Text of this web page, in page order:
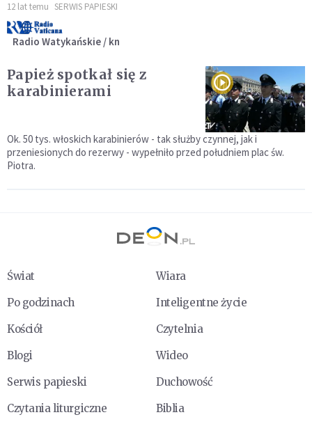
12 lat temu SERWIS PAPIESKI
Radio Watykańskie / kn
Papież spotkał się z
karabinierami
Ok. 50 tys. włoskich karabinierów - tak służby czynnej, jak i
przeniesionych do rezerwy - wypełniło przed południem plac św.
Piotra.
Świat
Wiara
Po godzinach
Inteligentne życie
Kościół
Czytelnia
Blogi
Wideo
Serwis papieski
Duchowość
Czytania liturgiczne
Biblia